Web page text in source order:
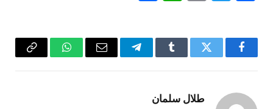
فيسبوكتويتر Tumblr تيلقرام البريد
واتسابCopy
طلال سلمان